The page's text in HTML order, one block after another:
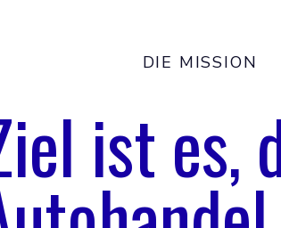
DIE MISSION
ist es,